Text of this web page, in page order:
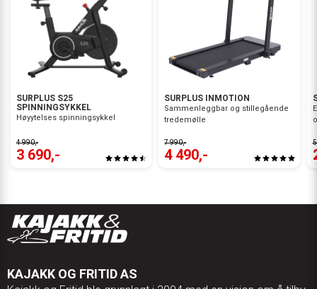
SURPLUS S25
SPINNINGSYKKEL
Høyytelses spinningsykkel
3 690,-
4 990,-
SURPLUS INMOTION
Sammenleggbar og stillegående
tredemølle
4 490,-
7 990,-
KAJAKK OG FRITID AS